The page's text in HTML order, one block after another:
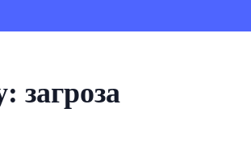
загроза